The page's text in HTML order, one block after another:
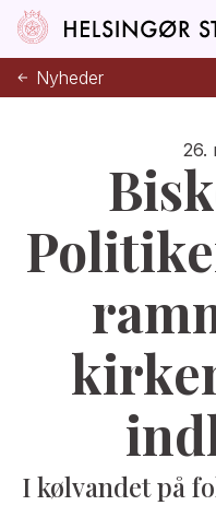
Nyheder
26.
I kølvandet på